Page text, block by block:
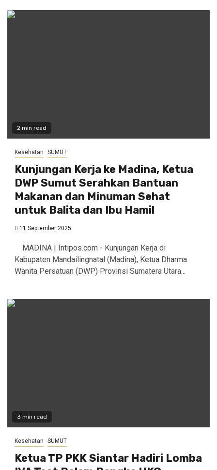
2 min read
Kesehatan SUMUT
Kunjungan Kerja ke Madina, Ketua
DWP Sumut Serahkan Bantuan
Makanan dan Minuman Sehat
untuk Balita dan Ibu Hamil
11 September 2025
MADINA | Intipos.com - Kunjungan Kerja di
Kabupaten Mandailingnatal (Madina), Ketua Dharma
Wanita Persatuan (DWP) Provinsi Sumatera Utara...
3 min read
Kesehatan SUMUT
Ketua TP PKK Siantar Hadiri Lomba